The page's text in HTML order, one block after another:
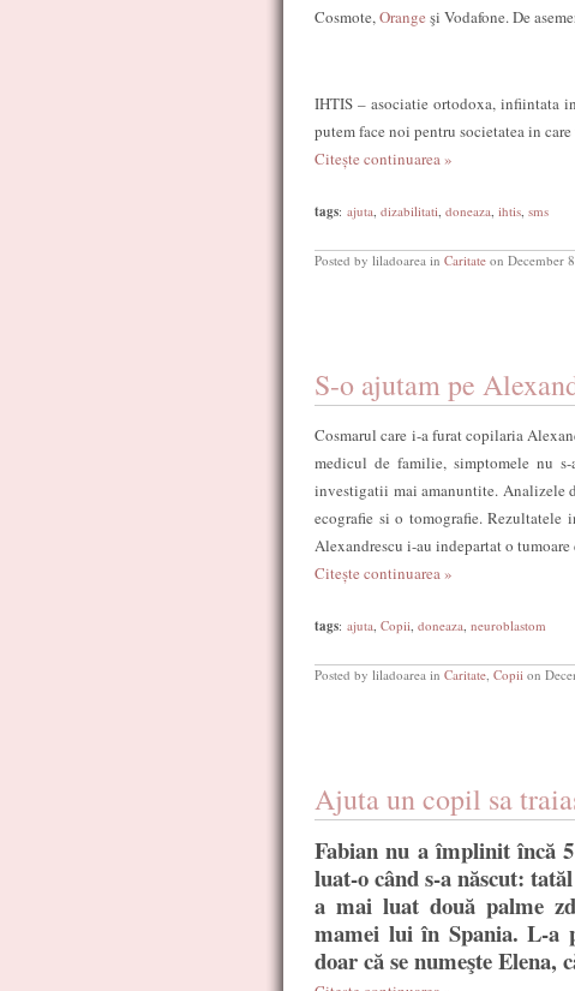
Cosmote,Orange şi Vodafone. De
IHTIS – asociatie ortodoxa, infiintata
putem face noi pentru societatea in
Citește continuarea »
tags: ajuta, dizabilitati, doneaza, ihtis, sms
Posted by liladoarea in Caritate on December
S-o ajutam pe
Cosmarul care i-a furat copilaria
medicul de familie, simptomele nu
investigatii mai amanuntite. Analizele
ecografie si o tomografie.
Alexandrescu i-au indepartat o
Citește continuarea »
tags: ajuta, Copii, doneaza, neuroblastom
Posted by liladoarea in Caritate, Copii on
Ajuta un copil sa
Fabian nu a împlinit încă
luat-o când s-a născut:
a mai luat două palme
mamei lui în Spania. L-a
doar că se numeşte